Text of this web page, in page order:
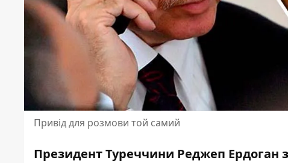
Привід для розмови той самий
Президент Туреччини Реджеп